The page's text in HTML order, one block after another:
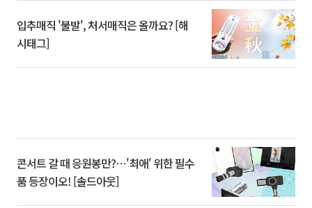
입추매직 '불발', 처서매직은 올까요? [해
시태그]
콘서트 갈 때 응원봉만?⋯'최애' 위한 필수
품 등장이오! [솔드아웃]